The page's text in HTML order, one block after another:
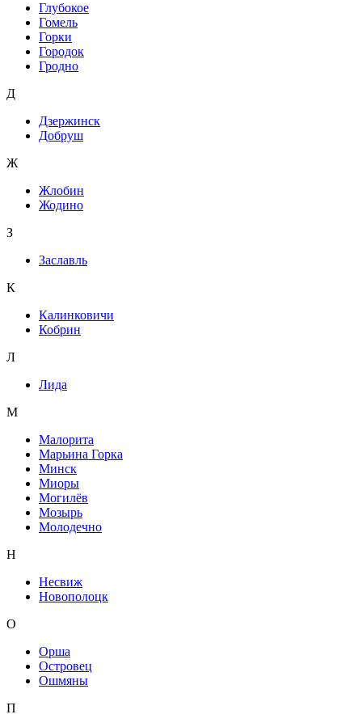
Глубокое
Гомель
Горки
Городок
Гродно
Д
Дзержинск
Добруш
Ж
Жлобин
Жодино
З
Заславль
К
Калинковичи
Кобрин
Л
Лида
М
Малорита
Марьина Горка
Минск
Миоры
Могилёв
Мозырь
Молодечно
Н
Несвиж
Новополоцк
О
Орша
Островец
Ошмяны
П